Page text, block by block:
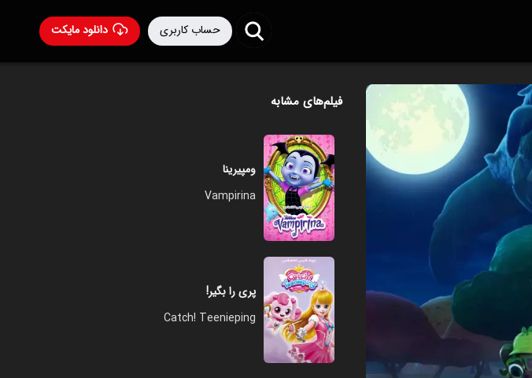
دانلود مایکت حساب کاربری
فیلم‌های مشابه
ومپیرینا
Vampirina
پری را بگیر!
Catch! Teenieping